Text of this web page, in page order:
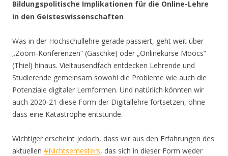
Bildungspolitische Implikationen für die Online-Lehre
in den Geisteswissenschaften
Was in der Hochschullehre gerade passiert, geht weit über
„Zoom-Konferenzen“ (Gaschke) oder „Onlinekurse Moocs“
(Thiel) hinaus. Vieltausendfach entdecken Lehrende und
Studierende gemeinsam sowohl die Probleme wie auch die
Potenziale digitaler Lernformen. Und natürlich könnten wir
auch 2020-21 diese Form der Digitallehre fortsetzen, ohne
dass eine Katastrophe entstünde.
Wichtiger erscheint jedoch, dass wir aus den Erfahrungen des
aktuellen #Nichtsemesters, das sich in dieser Form weder